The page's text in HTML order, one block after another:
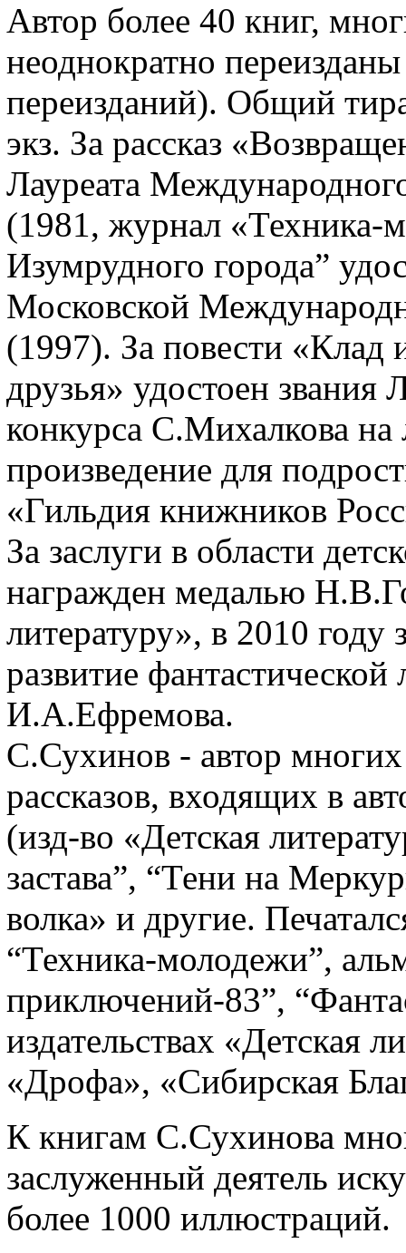
Автор более 40 книг,
неоднократно
переизданий). Общий
экз. За рассказ
Лауреата
(1981, журнал «Техника-
Изумрудного города”
Московской
(1997). За повести «Клад
друзья» удостоен звания
конкурса С.Михалкова
произведение для
«Гильдия книжников
За заслуги в области
награжден медалью
литературу», в 2010
развитие
И.А.Ефремова.
С.Сухинов - автор
рассказов, входящих в
(изд-во «Детская
застава”, “Тени на
волка» и другие.
“Техника-молодежи”,
приключений-83”,
издательствах «Детская
«Дрофа», «Сибирская
К книгам С.Сухинова
заслуженный деятель
более 1000 иллюстраций.